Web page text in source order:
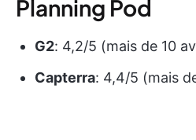
Planning Pod
G2: 4,2/5 (mais de 10
Capterra: 4,4/5 (mais